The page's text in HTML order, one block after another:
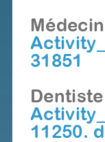
31851
11250.